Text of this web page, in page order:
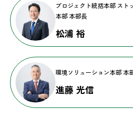
プロジェクト統括本部 スト
本部 本部長
松浦 裕
環境ソリューション本部 本
進藤 光信